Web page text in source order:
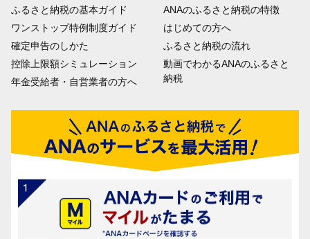
ふるさと納税の基本ガイド
ワンストップ特例制度ガイド
確定申告のしかた
控除上限額シミュレーション
年金受給者・自営業者の方へ
ANAのふるさと納税の特徴
はじめての方へ
ふるさと納税の流れ
動画でわかるANAのふるさと
納税